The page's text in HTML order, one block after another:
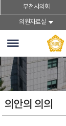
본문바로가기
부천시의회
의원자료실
의안의 의의